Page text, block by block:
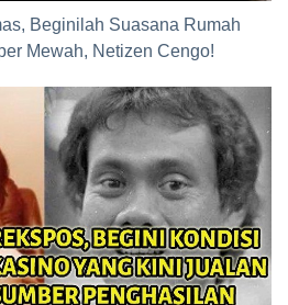
Beginilah Suasana Rumah
Mewah, Netizen Cengo!